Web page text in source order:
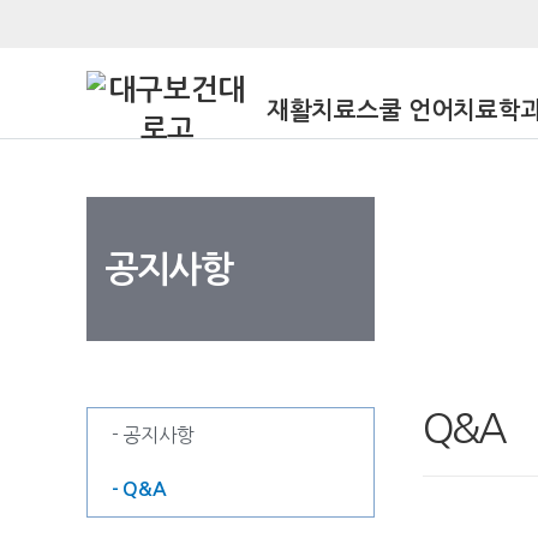
재활치료스쿨 언어치료학
공지사항
- 공지사항
- Q&A
Q&A